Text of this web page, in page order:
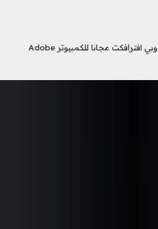
تحميل برنامج ادوبي افترافكت مجانا للكمبيوتر Adobe